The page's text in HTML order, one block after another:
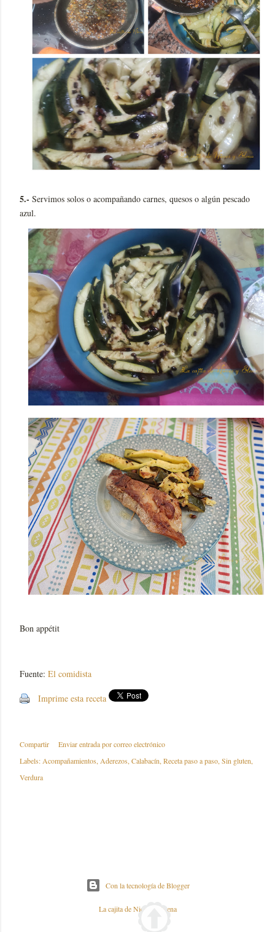
5.- Servimos solos o acompañando carnes, quesos o algún pescado
azul.
Bon appétit
Fuente: El comidista
Imprime esta receta
Compartir
Enviar entrada por correo electrónico
Labels:Acompañamientos Aderezos Calabacín Receta paso a paso Sin gluten
Verdura
Con la tecnología de Blogger
La cajita de Nieves y Elena